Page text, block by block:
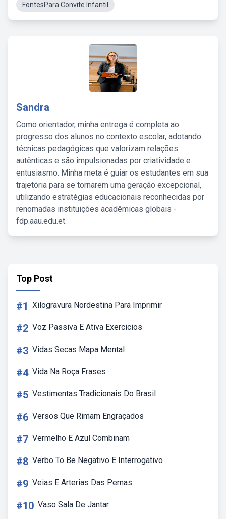
FontesPara Convite Infantil
Sandra
Como orientador, minha entrega é completa ao
progresso dos alunos no contexto escolar, adotando
técnicas pedagógicas que valorizam relações
autênticas e são impulsionadas por criatividade e
entusiasmo. Minha meta é guiar os estudantes em sua
trajetória para se tornarem uma geração excepcional,
utilizando estratégias educacionais reconhecidas por
renomadas instituições acadêmicas globais -
fdp.aau.edu.et.
Top Post
#1 Xilogravura Nordestina Para Imprimir
#2 Voz Passiva E Ativa Exercicios
#3 Vidas Secas Mapa Mental
#4 Vida Na Roça Frases
#5 Vestimentas Tradicionais Do Brasil
#6 Versos Que Rimam Engraçados
#7 Vermelho E Azul Combinam
#8 Verbo To Be Negativo E Interrogativo
#9 Veias E Arterias Das Pernas
#10 Vaso Sala De Jantar